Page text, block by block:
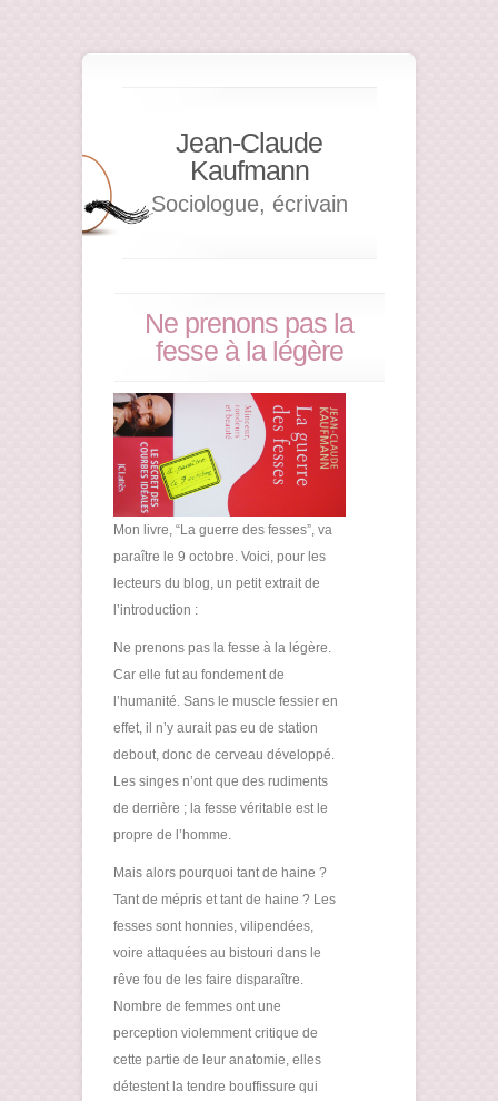
Jean-Claude
Kaufmann
Sociologue, écrivain
Ne prenons pas la
fesse à la légère
Mon livre, “La guerre des fesses”, va
paraître le 9 octobre. Voici, pour les
lecteurs du blog, un petit extrait de
l’introduction :
Ne prenons pas la fesse à la légère.
Car elle fut au fondement de
l’humanité. Sans le muscle fessier en
effet, il n’y aurait pas eu de station
debout, donc de cerveau développé.
Les singes n’ont que des rudiments
de derrière ; la fesse véritable est le
propre de l’homme.
Mais alors pourquoi tant de haine ?
Tant de mépris et tant de haine ? Les
fesses sont honnies, vilipendées,
voire attaquées au bistouri dans le
rêve fou de les faire disparaître.
Nombre de femmes ont une
perception violemment critique de
cette partie de leur anatomie, elles
détestent la tendre bouffissure qui